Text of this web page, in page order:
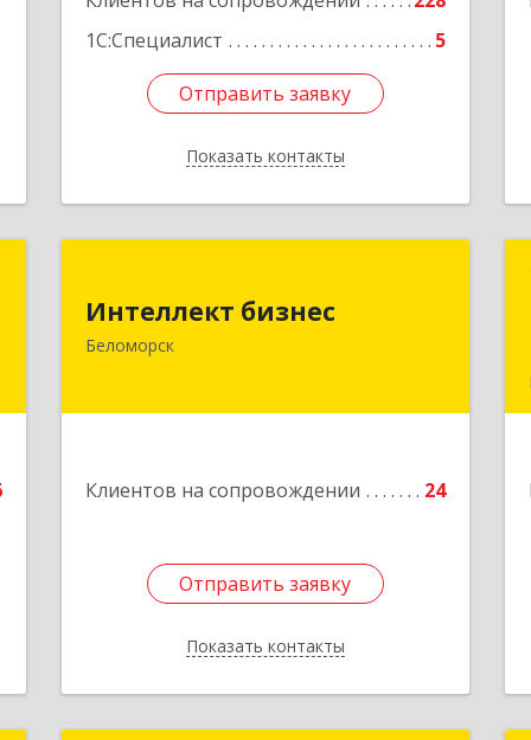
1С:Специалист
5
Отправить заявку
Показать контакты
Отправить заявку
Назад
Интеллект бизнес
Беломорск
Клиентов на сопровождении 24
Отправить заявку
Показать контакты
Отправить заявку
Назад